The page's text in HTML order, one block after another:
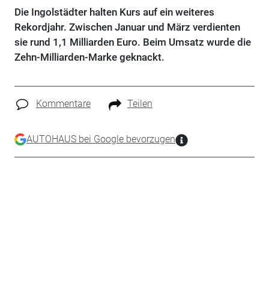
Die Ingolstädter halten Kurs auf ein weiteres
Rekordjahr. Zwischen Januar und März verdienten
sie rund 1,1 Milliarden Euro. Beim Umsatz wurde die
Zehn-Milliarden-Marke geknackt.
Kommentare Teilen
AUTOHAUS bei Google bevorzugen